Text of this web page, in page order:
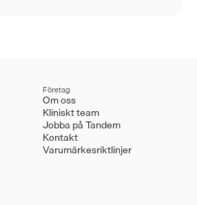
Företag
Om oss
Kliniskt team
Jobba på Tandem
Kontakt
Varumärkesriktlinjer